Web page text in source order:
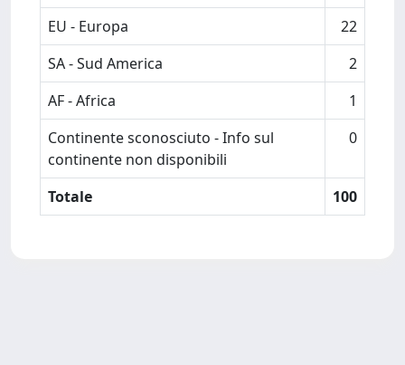
EU - Europa
22
SA - Sud America
2
AF - Africa
1
Continente sconosciuto - Info sul
continente non disponibili
0
Totale 100